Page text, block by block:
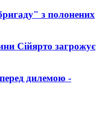
з полонених
Сійярто загрожує
дилемою -